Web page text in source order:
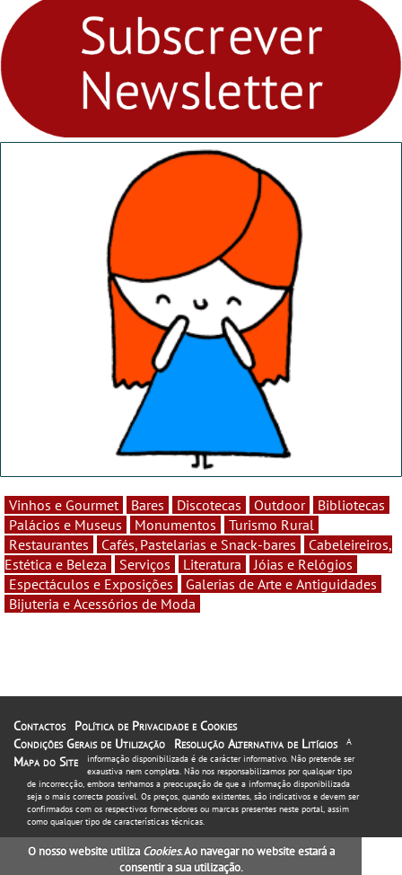
Ambiental nos
“Dominguinhos” de 23 de
Vinhos e Gourmet Bares Discotecas Outdoor
Bibliotecas
Palácios e Museus
Monumentos
Turismo Rural
Restaurantes
Cafés, Pastelarias e Snack-bares
Cabeleireiros,
Estética e Beleza
Serviços Literatura
Jóias e Relógios
Espectáculos e Exposições
Galerias de Arte e Antiguidades
Bijuteria e Acessórios de Moda
Contactos
Política de Privacidade e Cookies
Condições Gerais de Utilização
Resolução Alternativa de Litígios
Mapa do Site
A
informação disponibilizada é de carácter informativo. Não pretende ser
exaustiva nem completa. Não nos responsabilizamos por qualquer tipo
de incorrecção, embora tenhamos a preocupação de que a informação disponibilizada
seja o mais correcta possível. Os preços, quando existentes, são indicativos e devem ser
confirmados com os respectivos fornecedores ou marcas presentes neste portal, assim
como qualquer tipo de características técnicas.
O nosso website utiliza Cookies. Ao navegar no website estará a
consentir a sua utilização.